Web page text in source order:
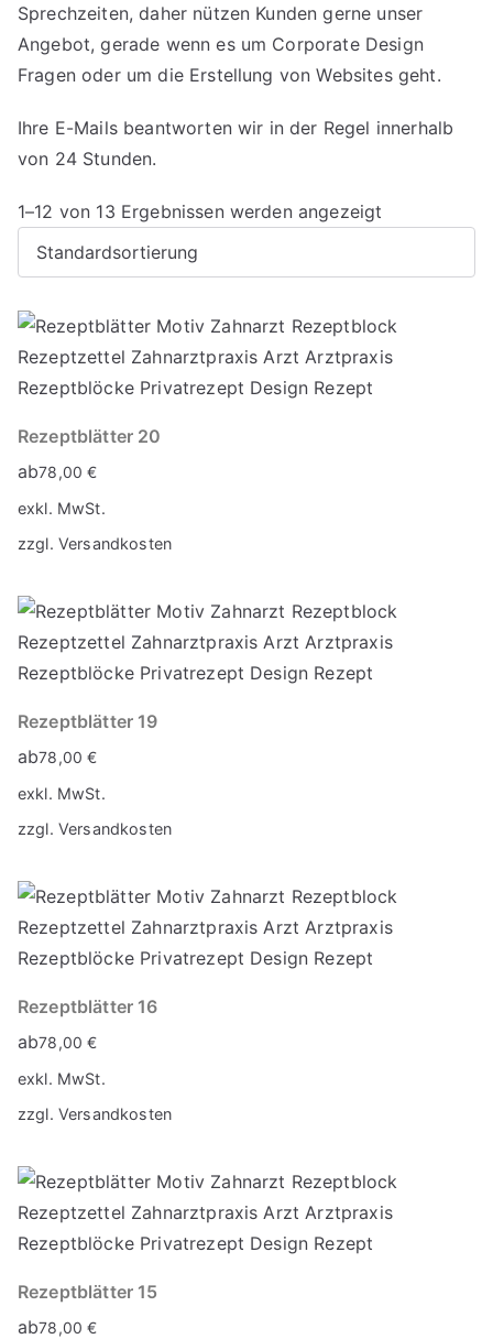
Sprechzeiten, daher nützen Kunden gerne unser
Angebot, gerade wenn es um Corporate Design
Fragen oder um die Erstellung von Websites geht.
Ihre E-Mails beantworten wir in der Regel innerhalb
von 24 Stunden.
1–12 von 13 Ergebnissen werden angezeigt
Rezeptblätter 20
ab78,00€
exkl. MwSt.
zzgl. Versandkosten
Rezeptblätter 19
ab78,00€
exkl. MwSt.
zzgl. Versandkosten
Rezeptblätter 16
ab78,00€
exkl. MwSt.
zzgl. Versandkosten
Rezeptblätter 15
ab78,00€